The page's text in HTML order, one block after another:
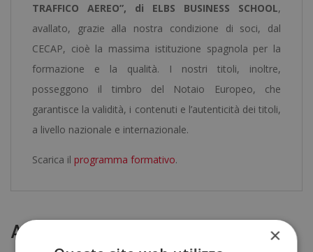
TRAFFICO AEREO”, di ELBS BUSINESS SCHOOL,
avallato, grazie alla nostra condizione di soci, dal
CECAP, cioè la massima istituzione spagnola per la
formazione e la qualità. I nostri titoli, inoltre,
posseggono il timbro del Notaio Europeo, che
garantisce la validità, i contenuti e l’autenticità dei titoli,
a livello nazionale e internazionale.
Scarica il programma formativo.
Altri corsi ×